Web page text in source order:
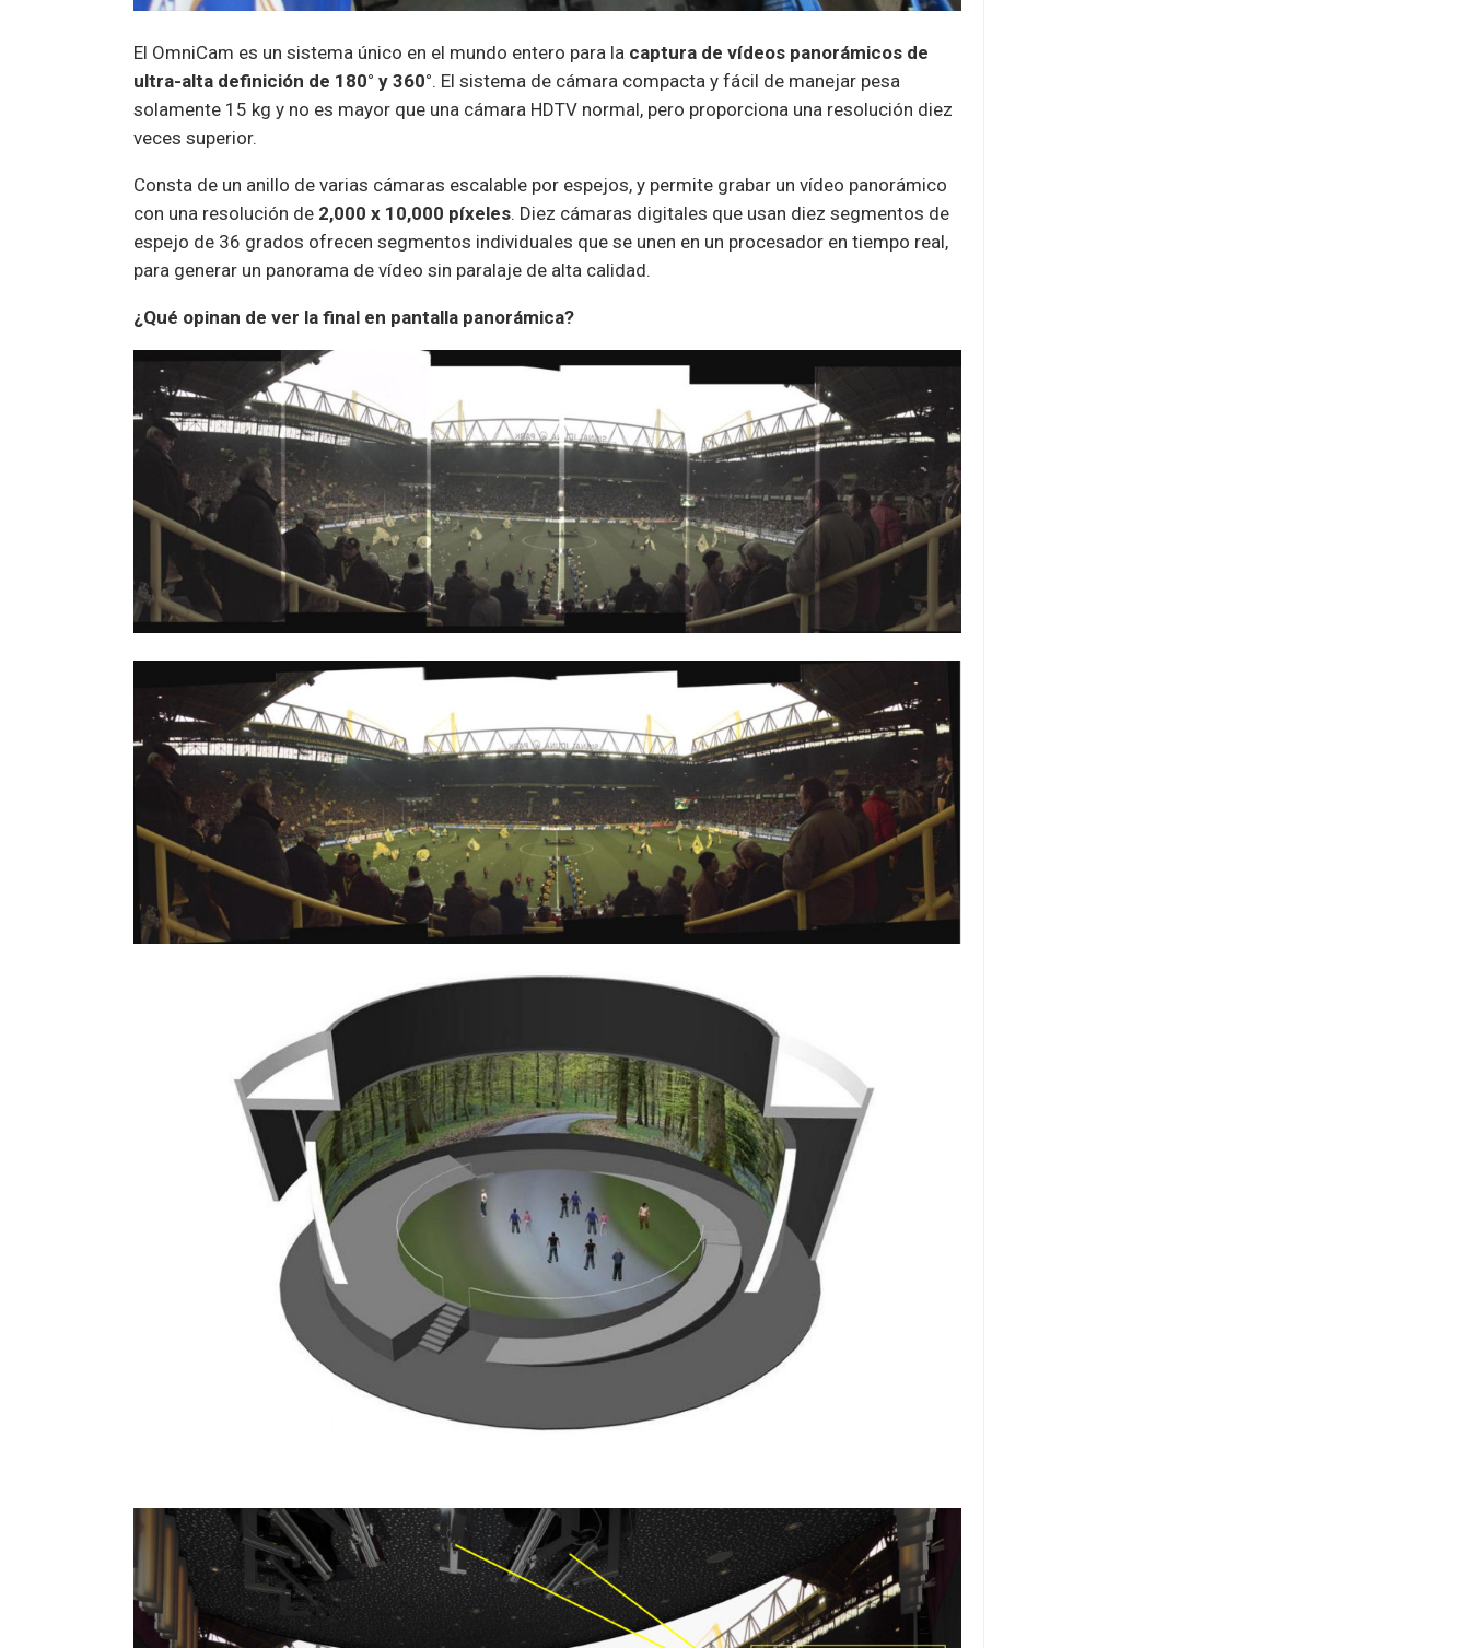
El OmniCam es un sistema único en el mundo entero para la captura de vídeos panorámicos de
ultra-alta definición de 180° y 360°. El sistema de cámara compacta y fácil de manejar pesa
solamente 15 kg y no es mayor que una cámara HDTV normal, pero proporciona una resolución diez
veces superior.
Consta de un anillo de varias cámaras escalable por espejos, y permite grabar un vídeo panorámico
con una resolución de 2,000 x 10,000 píxeles. Diez cámaras digitales que usan diez segmentos de
espejo de 36 grados ofrecen segmentos individuales que se unen en un procesador en tiempo real,
para generar un panorama de vídeo sin paralaje de alta calidad.
¿Qué opinan de ver la final en pantalla panorámica?